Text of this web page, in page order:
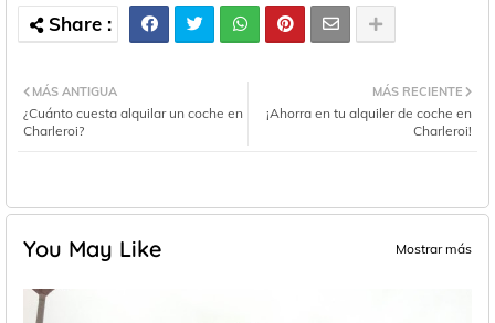
MÁS RECIENTE
¡Ahorra en tu alquiler de coche en
Charleroi!
MÁS ANTIGUA
¿Cuánto cuesta alquilar un coche en
Charleroi?
You May Like Mostrar más